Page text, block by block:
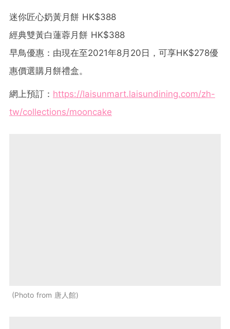
迷你匠心奶黃月餅 HK$388
經典雙黃白蓮蓉月餅 HK$388
早鳥優惠：由現在至2021年8月20日，可享HK$278優
惠價選購月餅禮盒。
網上預訂： https://laisunmart.laisundining.com/zh-
tw/collections/mooncake
Photo from 唐人館